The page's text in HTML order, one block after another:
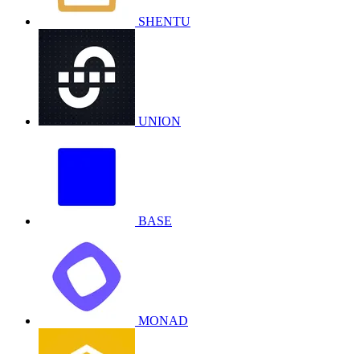
SHENTU
UNION
BASE
MONAD